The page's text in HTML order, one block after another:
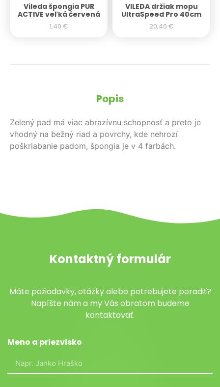
Vileda špongia PUR
ACTIVE veľká červená
1,40 €
VILEDA držiak mopu
UltraSpeed Pro 40cm
20,40 €
Popis
Zelený pad má viac abrazívnu schopnosť a preto je
vhodný na bežný riad a povrchy, kde nehrozí
poškriabanie padom, špongia je v 4 farbách.
Kontaktný formulár
Máte požiadavky, otázky alebo potrebujete poradiť?
Napíšte nám a my Vás obratom budeme
kontaktovať.
Meno a priezvisko